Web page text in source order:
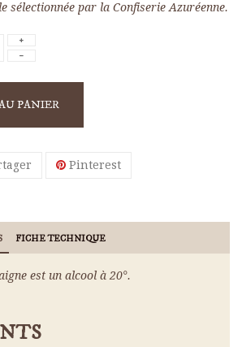
sélectionnée par la Confiserie Azuréenne.
PANIER
Pinterest
FICHE TECHNIQUE
est un alcool à 20°.